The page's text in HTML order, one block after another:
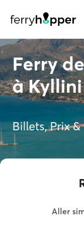
Ferry
à Kyllini
Billets, Prix
Aller